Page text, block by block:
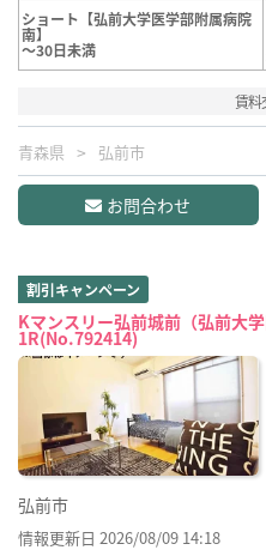
ショート【弘前大学医学部附属病院
南】
～30日未満
賃料
青森県 弘前市
お問合わせ
割引キャンペーン
Kマンスリー弘前城前（弘前大
1R(No.792414)
弘前市
情報更新日 2026/08/09 14:18